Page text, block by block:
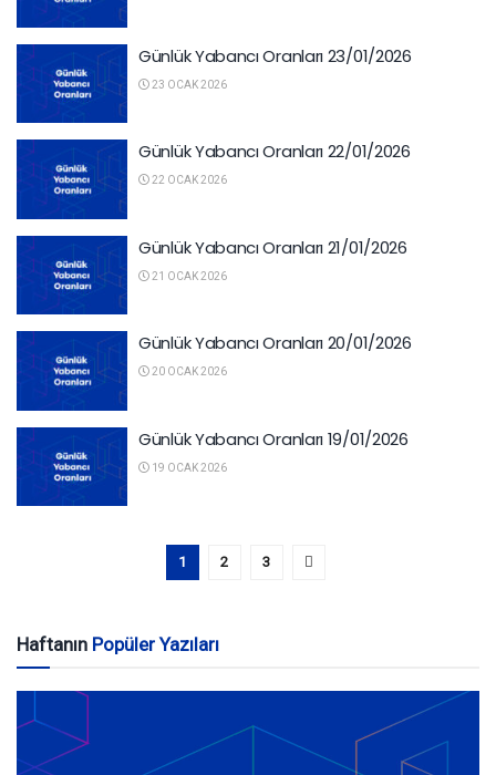
Günlük Yabancı Oranları 23/01/2026
23 OCAK 2026
Günlük Yabancı Oranları 22/01/2026
22 OCAK 2026
Günlük Yabancı Oranları 21/01/2026
21 OCAK 2026
Günlük Yabancı Oranları 20/01/2026
20 OCAK 2026
Günlük Yabancı Oranları 19/01/2026
19 OCAK 2026
1 2 3
Haftanın Popüler Yazıları